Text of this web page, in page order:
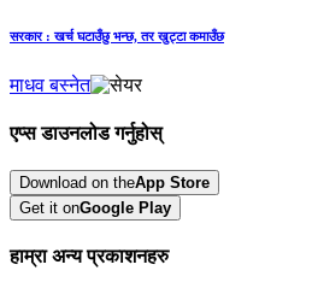
सरकार : खर्च घटाउँछु भन्छ, तर खुट्टा कमाउँछ
माधव बस्नेत
एप्स डाउनलोड गर्नुहोस्
Download on theApp Store
Get it onGoogle Play
हाम्रा अन्य प्रकाशनहरु